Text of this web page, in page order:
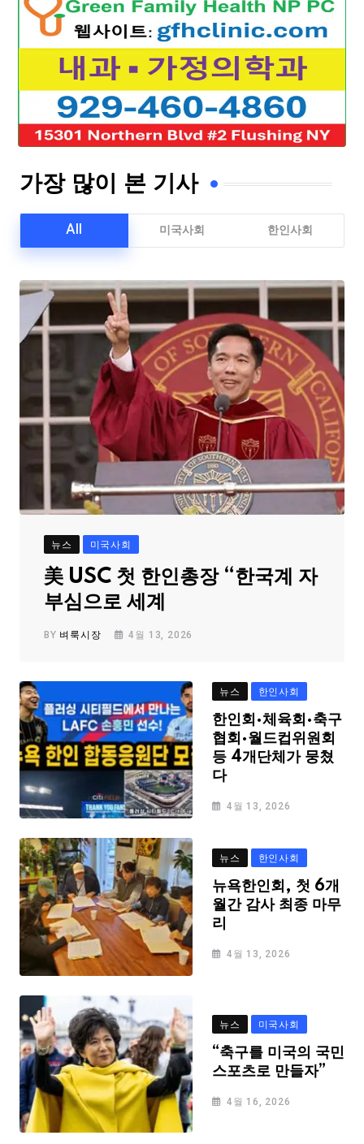
가장 많이 본 기사
All 미국사회 한인사회
뉴스 미국사회
美 USC 첫 한인총장 “한국계 자
부심으로 세계
BY 벼룩시장 4월 13, 2026
뉴스 한인사회
한인회·체육회·축구
협회·월드컵위원회
등 4개단체가 뭉쳤
다
4월 13, 2026
뉴스 한인사회
뉴욕한인회, 첫 6개
월간 감사 최종 마무
리
4월 13, 2026
뉴스 미국사회
“축구를 미국의 국민
스포츠로 만들자”
4월 16, 2026